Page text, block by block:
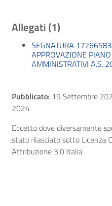
Allegati (1)
SEGNATURA
APPROVAZIONE
AMMINISTRATIVI A.S.
Pubblicato: 19 Settembre
2024
Eccetto dove diversamente
stato rilasciato sotto Licenza
Attribuzione 3.0 Italia.